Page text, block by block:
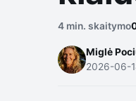
4 min. skaitymo
Miglė
2026-06-